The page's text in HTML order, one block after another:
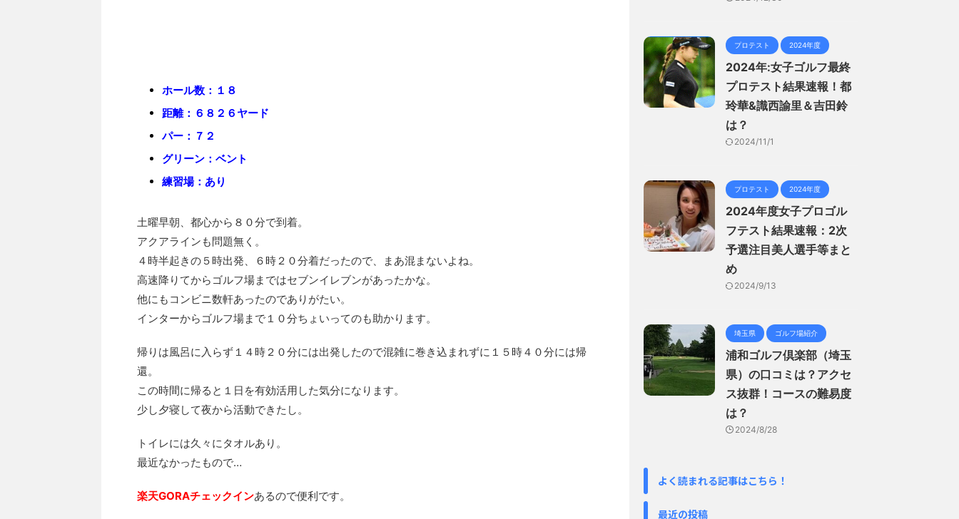
ホール数：１８
距離：６８２６ヤード
パー：７２
グリーン：ベント
練習場：あり
土曜早朝、都心から８０分で到着。
アクアラインも問題無く。
４時半起きの５時出発、６時２０分着だったので、まあ混まないよね。
高速降りてからゴルフ場まではセブンイレブンがあったかな。
他にもコンビニ数軒あったのでありがたい。
インターからゴルフ場まで１０分ちょいってのも助かります。
帰りは風呂に入らず１４時２０分には出発したので混雑に巻き込まれずに１５時４０分には帰
還。
この時間に帰ると１日を有効活用した気分になります。
少し夕寝して夜から活動できたし。
トイレには久々にタオルあり。
最近なかったもので…
楽天GORAチェックインあるので便利です。
プロテスト 2024年度
2024年:女子ゴルフ最終
プロテスト結果速報！都
玲華&識西諭里＆吉田鈴
は？
2024/11/1
プロテスト 2024年度
2024年度女子プロゴル
フテスト結果速報：2次
予選注目美人選手等まと
め
2024/9/13
埼玉県 ゴルフ場紹介
浦和ゴルフ倶楽部（埼玉
県）の口コミは？アクセ
ス抜群！コースの難易度
は？
2024/8/28
よく読まれる記事はこちら！
最近の投稿